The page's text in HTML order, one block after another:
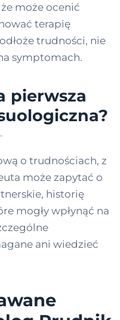
może ocenić
terapię
trudności, nie
symptomach.
pierwsza
o trudnościach, z
może zapytać o
historię
mogły wpłynąć na
ani wiedzieć